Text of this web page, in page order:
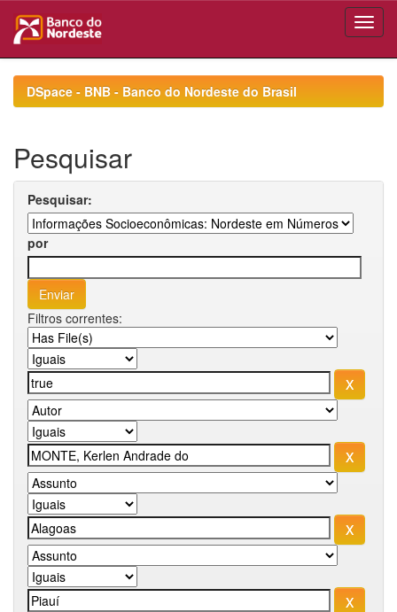
navigationDSpace - BNB - Banco do Nordeste do Brasil
Pesquisar
Pesquisar:
por
Filtros correntes: